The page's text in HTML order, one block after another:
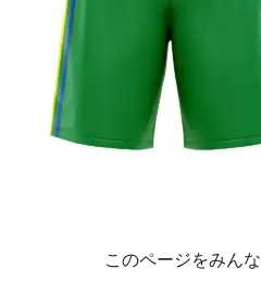
このページをみん